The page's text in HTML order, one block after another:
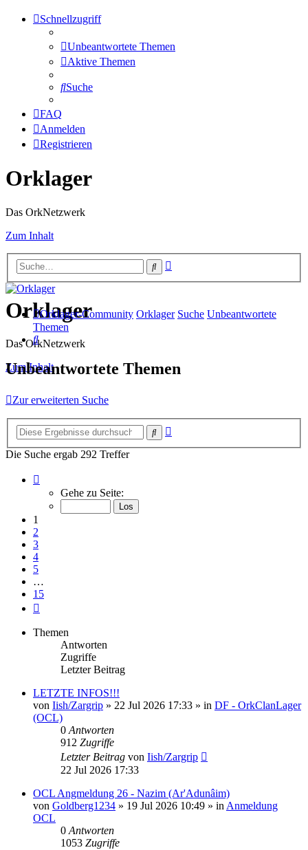
Schnellzugriff
Unbeantwortete Themen
Aktive Themen
Suche
FAQ
Anmelden
Registrieren
Orklager
Das OrkNetzwerk
Zum Inhalt
Suche
Orklager
Das OrkNetzwerk
Zum Inhalt
Orklager-Community Orklager Suche Unbeantwortete
Themen
Suche
Unbeantwortete Themen
Zur erweiterten Suche
Suche
Die Suche ergab 292 Treffer
von
Gehe zu Seite:
1
2
3
4
5
…
15
Themen
Antworten
Zugriffe
Letzter Beitrag
LETZTE INFOS!!!
von Iish/Zargrip » 22 Jul 2026 17:33 » in DF - OrkClanLager
(OCL)
0 Antworten
912 Zugriffe
Letzter Beitrag von Iish/Zargrip
22 Jul 2026 17:33
OCL Angmeldung 26 - Nazim (Ar'Adunâim)
von Goldberg1234 » 19 Jul 2026 10:49 » in Anmeldung
OCL
0 Antworten
1053 Zugriffe